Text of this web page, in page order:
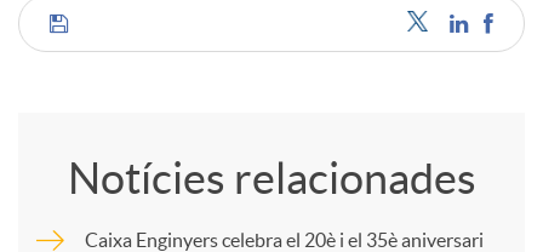
C
Notícies relacionades
Caixa Enginyers celebra el 20è i el 35è aniversari